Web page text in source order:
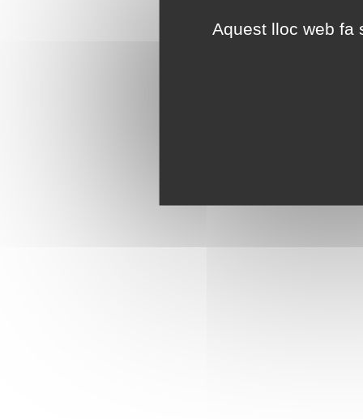
Aquest lloc web fa